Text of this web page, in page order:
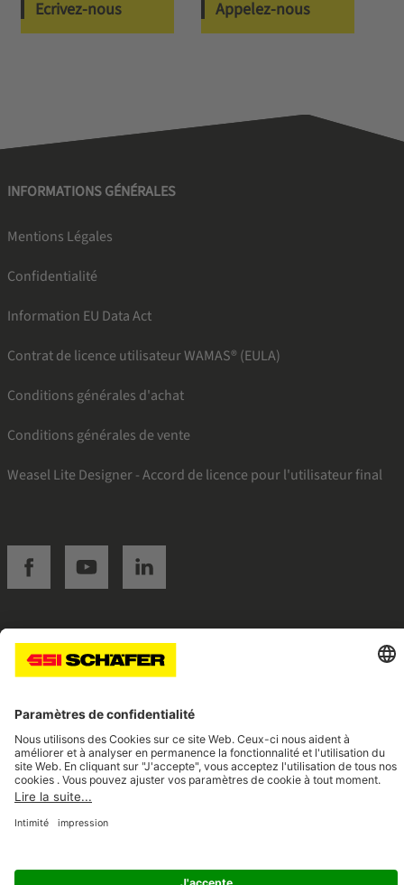
Ecrivez-nous Appelez-nous
INFORMATIONS GÉNÉRALES
Mentions Légales
Confidentialité
Information EU Data Act
Contrat de licence utilisateur WAMAS® (EULA)
Conditions générales d'achat
Conditions générales de vente
Weasel Lite Designer - Accord de licence pour l'utilisateur final
SSI facebookSSI youtubeSSI linkedin
Navigate to home page
© 2026